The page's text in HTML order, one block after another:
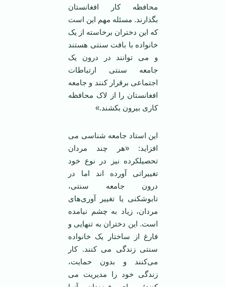
محافظه کار افغانستان
بگذارند. مسئله مهم این است
که این دختران برخاسته از یک
خانواده با بافت سنتی هستند
و می توانند در درون یک
جامعه سنتی ارتباطات
اجتماعی برقرار کنند و جامعه
افغانستان را از لاک محافظه
کاری بیرون بکشند.»
این استاد جامعه شناسی می
افزاید: «هر چند مردان
تحصیلکرده نیز در نوع خود
تغییراتی آورده اند اما در
درون جامعه سنتی،
تابوشکنی یا تغییر آوری‌های
مردان، زیاد به چشم نیامده
است. این دختران به تنهایی و
فارغ از ساختار یک خانواده
سنتی زندگی می کنند. کار
می‌کنند و بدون حمایت،
زندگی خود را مدیریت می